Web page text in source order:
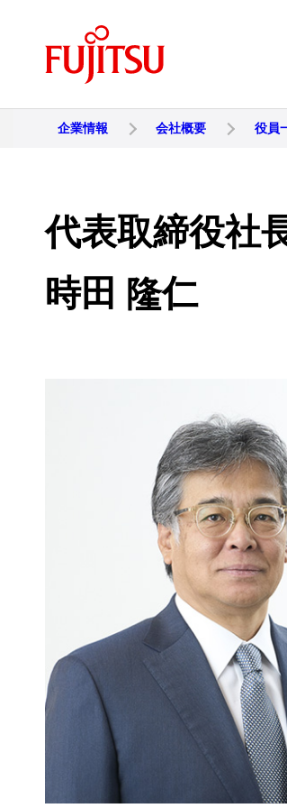
企業情報 会社概要 役員
代表取締役社
時田 隆仁